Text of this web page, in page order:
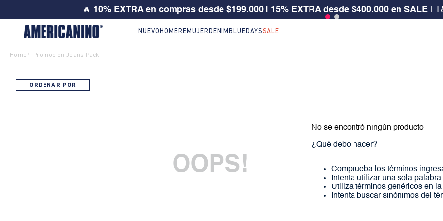
🔥 10% EXTRA en compras desde $199.000 | 15% EXTRA desde $400.000 en SALE |
NUEVO HOMBRE MUJER DENIM BLUEDAYSSALE
Home / Promocion Jeans Pack
ORDENAR POR
OOPS!
No se encontró ningún producto
¿Qué debo hacer?
Comprueba los términos
Intenta utilizar una sola palabra
Utiliza términos genéricos en
Intenta buscar sinónimos del